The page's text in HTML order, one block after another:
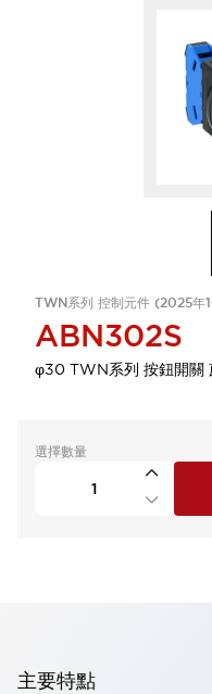
TWN系列 控制元件 (2025年
ABN302S
φ30 TWN系列 按鈕開關
選擇數量
主要特點